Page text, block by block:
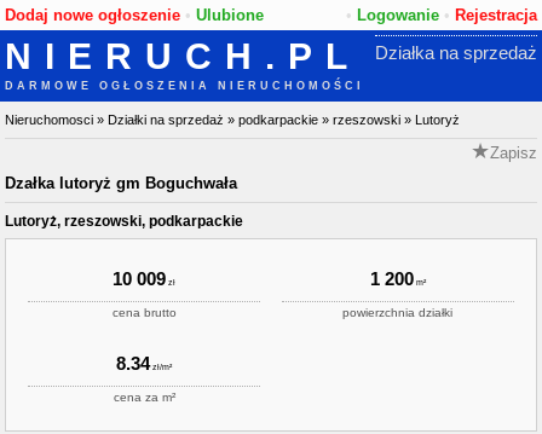
Dodaj nowe ogłoszenie •Ulubione • Logowanie• Rejestracja
NIERUCH.PL
DARMOWE OGŁOSZENIA NIERUCHOMOŚCI
Działka na sprzedaż
Nieruchomosci » Działki na sprzedaż »podkarpackie »rzeszowski » Lutoryż
Zapisz
Dzałka lutoryż gm Boguchwała
Lutoryż, rzeszowski, podkarpackie
10 009
cena brutto
1 200
powierzchnia działki
8.34
cena za m²